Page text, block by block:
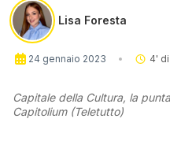
Lisa Foresta
24 gennaio 2023 4'
Capitale della Cultura, la
Capitolium (Teletutto)